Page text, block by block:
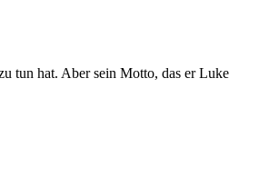
tun hat. Aber sein Motto, das er Luke